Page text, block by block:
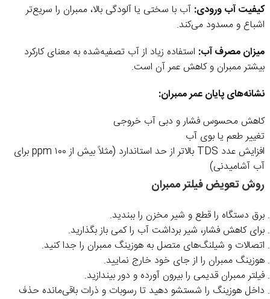
کیفیت آب ورودی: آب با سختی یا آلودگی بالا، ممبران را سریع‌تر
اشباع و مسدود می‌کند.
میزان مصرف آب: استفاده زیاد از آب تصفیه‌شده به معنای کارکرد
بیشتر ممبران و کاهش عمر آن است.
نشانه‌های پایان عمر ممبران:
کاهش محسوس فشار و دبی آب خروجی
تغییر طعم یا بوی آب
افزایش عدد TDS بالاتر از حد استاندارد (مثلاً بیش از ۱۰۰ ppm برای
آب آشامیدنی)
روش تعویض فیلتر ممبران
برق دستگاه را قطع و شیر مخزن را ببندید.
برای کاهش فشار، شیر برداشت آب را کمی باز بگذارید.
اتصالات و شیلنگ‌های متصل به هوزینگ ممبران را جدا کنید.
هوزینگ ممبران را از جای خود خارج نمایید.
فیلتر ممبران قدیمی را بیرون آورده و دور بیندازید.
داخل هوزینگ را شستشو دهید تا رسوبات و ذرات باقی‌مانده حذف